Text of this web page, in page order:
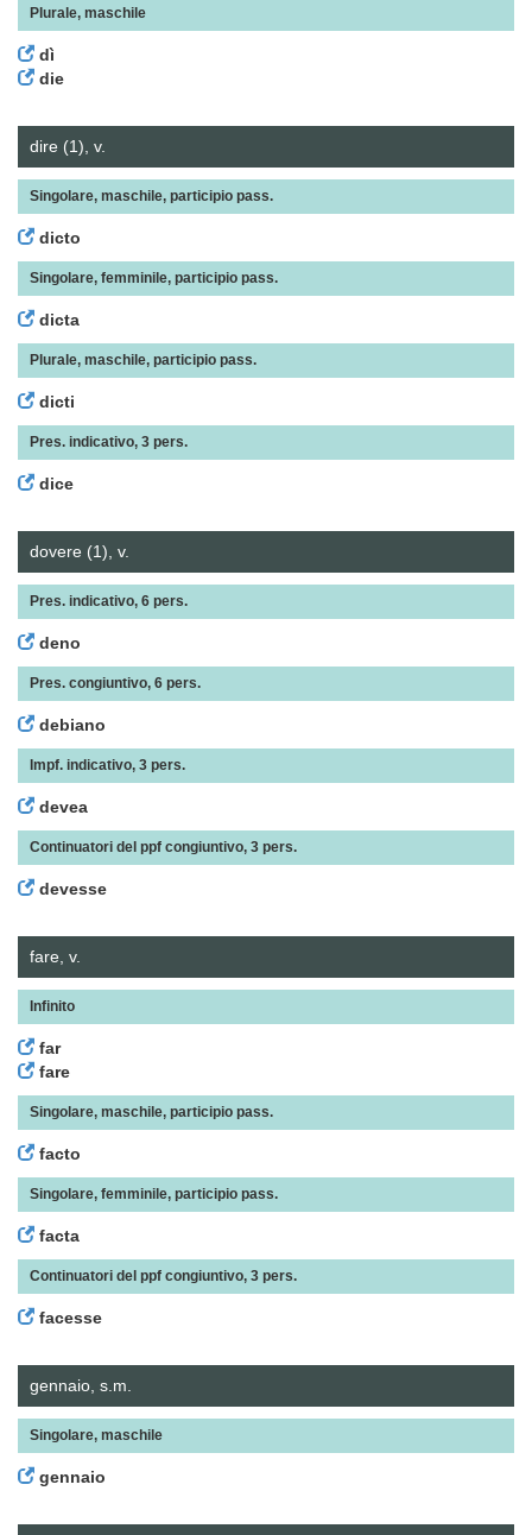
Plurale, maschile
dì
die
dire (1), v.
Singolare, maschile, participio pass.
dicto
Singolare, femminile, participio pass.
dicta
Plurale, maschile, participio pass.
dicti
Pres. indicativo, 3 pers.
dice
dovere (1), v.
Pres. indicativo, 6 pers.
deno
Pres. congiuntivo, 6 pers.
debiano
Impf. indicativo, 3 pers.
devea
Continuatori del ppf congiuntivo, 3 pers.
devesse
fare, v.
Infinito
far
fare
Singolare, maschile, participio pass.
facto
Singolare, femminile, participio pass.
facta
Continuatori del ppf congiuntivo, 3 pers.
facesse
gennaio, s.m.
Singolare, maschile
gennaio